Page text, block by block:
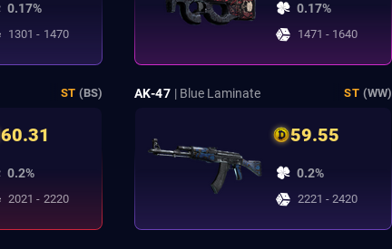
0.17%
1301 - 1470
0.17%
1471 - 1640
ST (BS)
60.31
0.2%
2021 - 2220
AK-47 | Blue Laminate ST (WW)
59.55
0.2%
2221 - 2420